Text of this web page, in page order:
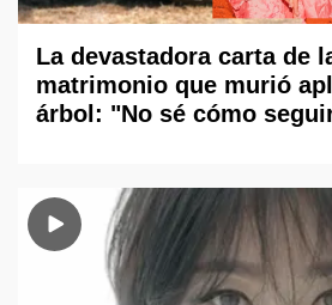
La devastadora carta de
matrimonio que murió
árbol: "No sé cómo